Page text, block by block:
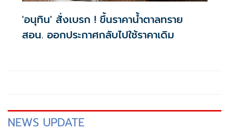
'อนุทิน' สั่งเบรก ! ขึ้นราคาน้ำตาลทราย
สอน. ออกประกาศกลับไปใช้ราคาเดิม
NEWS UPDATE